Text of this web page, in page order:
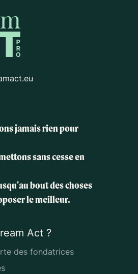
jamais rien pour
sans cesse en
bout des choses
le meilleur.
Act ?
des fondatrices